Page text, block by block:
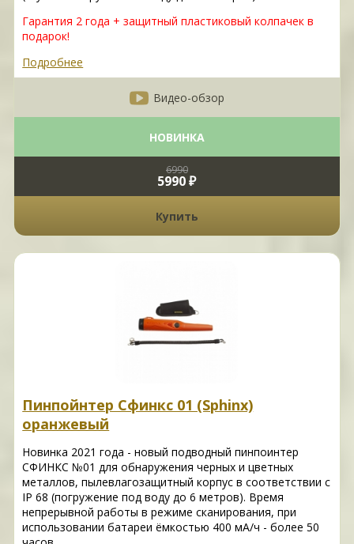
Гарантия 2 года + защитный пластиковый колпачек в
подарок!
Подробнее
Видео-обзор
НОВИНКА
6990
5990 ₽
Купить
Пинпойнтер Сфинкс 01 (Sphinx)
оранжевый
Новинка 2021 года - новый подводный пинпоинтер
СФИНКС №01 для обнаружения черных и цветных
металлов, пылевлагозащитный корпус в соответствии с
IP 68 (погружение под воду до 6 метров). Время
непрерывной работы в режиме сканирования, при
использовании батареи ёмкостью 400 мА/ч - более 50